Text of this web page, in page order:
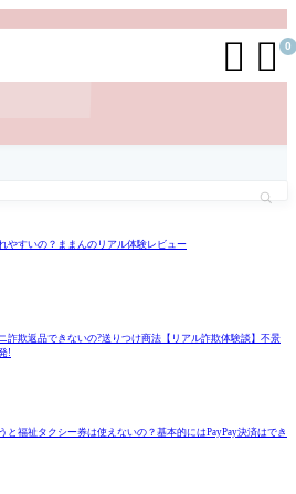
  0
やすいの？ままんのリアル体験レビュー
詐欺返品できないの?送りつけ商法【リアル詐欺体験談】不景
!
と福祉タクシー券は使えないの？基本的にはPayPay決済はでき